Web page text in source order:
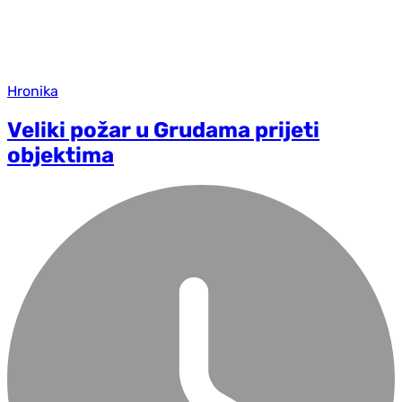
Hronika
Veliki požar u Grudama prijeti
objektima